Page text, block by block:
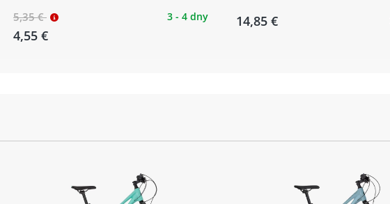
5,35 €
4,55 €
3 - 4 dny 14,85 €